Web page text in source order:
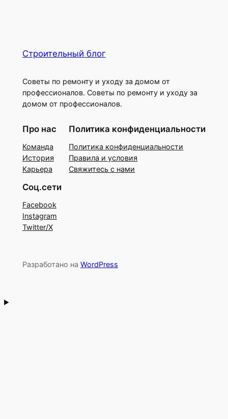
Строительный блог
Советы по ремонту и уходу за домом от
профессионалов. Советы по ремонту и уходу за
домом от профессионалов.
Про нас
Команда
История
Карьера
Политика конфиденциальности
Политика конфиденциальности
Правила и условия
Свяжитесь с нами
Соц.сети
Facebook
Instagram
Twitter/X
Разработано на WordPress